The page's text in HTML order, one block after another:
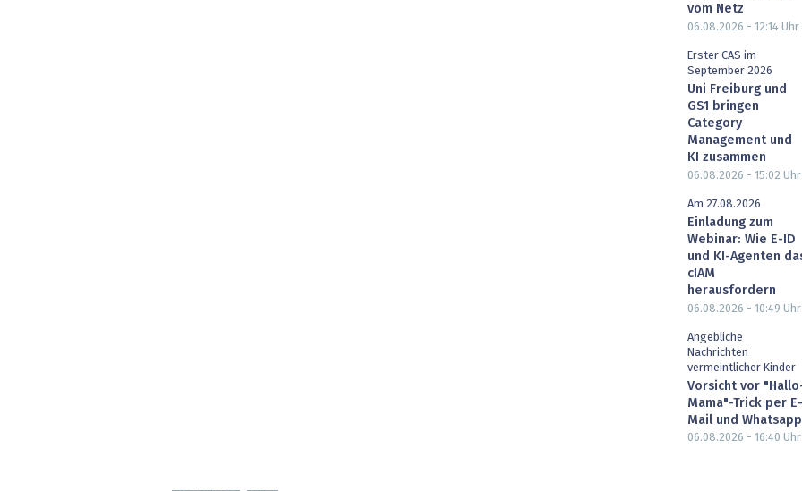
vom Netz
06.08.2026 - 12:14 Uhr
Erster CAS im
September 2026
Uni Freiburg und
GS1 bringen
Category
Management und
KI zusammen
06.08.2026 - 15:02 Uhr
Am 27.08.2026
Einladung zum
Webinar: Wie E-ID
und KI-Agenten
cIAM
herausfordern
06.08.2026 - 10:49 Uhr
Angebliche
Nachrichten
vermeintlicher Kinder
Vorsicht vor
Mama"-Trick per E-
Mail und Whatsapp
06.08.2026 - 16:40 Uhr